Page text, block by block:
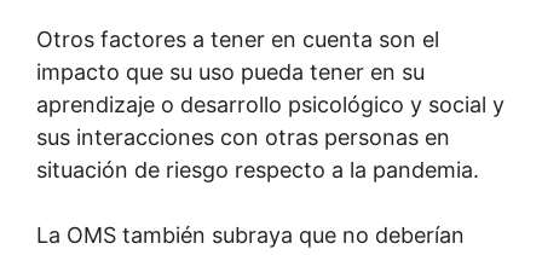
Otros factores a tener en cuenta son el
impacto que su uso pueda tener en su
aprendizaje o desarrollo psicológico y social y
sus interacciones con otras personas en
situación de riesgo respecto a la pandemia.
La OMS también subraya que no deberían